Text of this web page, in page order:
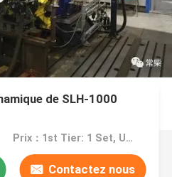
de SLH-1000
Prix：1st Tier: 1 Set, Unit Price USD 3.00 2nd Tier: 2-5 Sets, Unit Price USD 2.00 3rd Tier: Over 5 Sets, Unit Price USD 1.00
Contactez nous